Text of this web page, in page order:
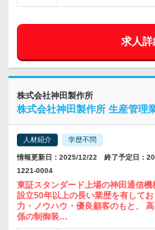
求人
株式会社神田製作所
株式会社神田製作所 生産管理
人材紹介 学歴不問
情報更新日：2025/12/22 終了予定日：
1221-0004
東証スタンダード上場の神田通信機
設立50年以上の長い業歴を有して
力・ノウハウ・優良顧客のもと、
係の制御装…